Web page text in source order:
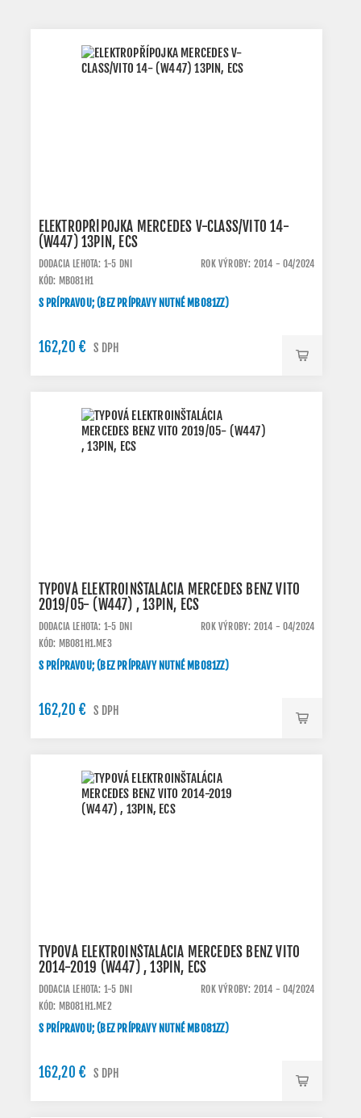
ELEKTROPŘÍPOJKA MERCEDES V-CLASS/VITO 14-
(W447) 13PIN, ECS
DODACIA LEHOTA: 1-5 DNI
ROK VÝROBY: 2014 - 04/2024
KÓD: MB081H1
S PRÍPRAVOU; (BEZ PRÍPRAVY NUTNÉ MB081ZZ)
162,20 € S DPH
TYPOVÁ ELEKTROINŠTALÁCIA MERCEDES BENZ VITO
2019/05- (W447) , 13PIN, ECS
DODACIA LEHOTA: 1-5 DNI
ROK VÝROBY: 2014 - 04/2024
KÓD: MB081H1.ME3
S PRÍPRAVOU; (BEZ PRÍPRAVY NUTNÉ MB081ZZ)
162,20 € S DPH
TYPOVÁ ELEKTROINŠTALÁCIA MERCEDES BENZ VITO
2014-2019 (W447) , 13PIN, ECS
DODACIA LEHOTA: 1-5 DNI
ROK VÝROBY: 2014 - 04/2024
KÓD: MB081H1.ME2
S PRÍPRAVOU; (BEZ PRÍPRAVY NUTNÉ MB081ZZ)
162,20 € S DPH